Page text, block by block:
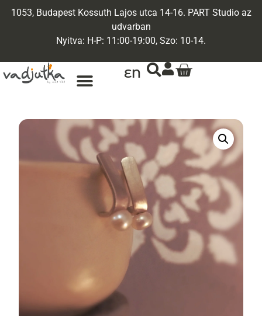
1053, Budapest Kossuth Lajos utca 14-16. PART Studio az
udvarban
Nyitva: H-P: 11:00-19:00, Szo: 10-14.
EN